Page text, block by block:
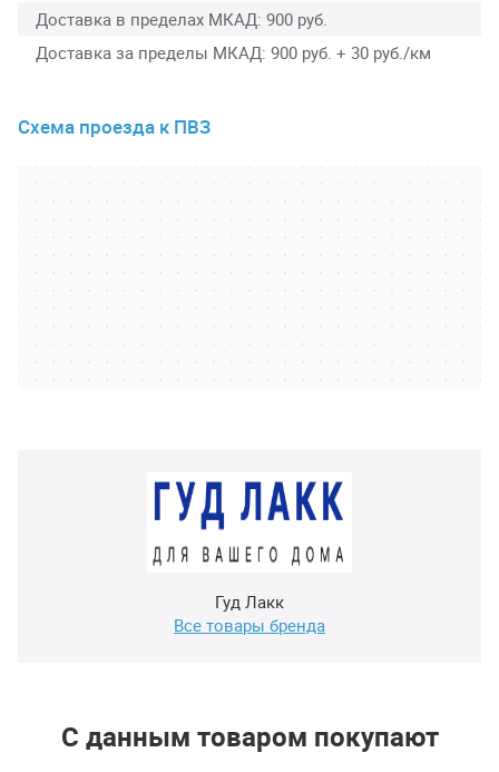
Доставка в пределах МКАД 900 руб.
Доставка за пределы МКАД 900 руб. + 30 руб./км
Схема проезда к ПВЗ
Гуд Лакк
Все товары бренда
С данным товаром покупают